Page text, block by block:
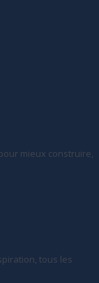
mieux construire,
tous les